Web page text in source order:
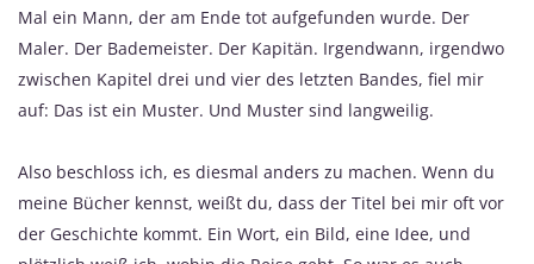
Mal ein Mann, der am Ende tot aufgefunden wurde. Der
Maler. Der Bademeister. Der Kapitän. Irgendwann, irgendwo
zwischen Kapitel drei und vier des letzten Bandes, fiel mir
auf: Das ist ein Muster. Und Muster sind langweilig.
Also beschloss ich, es diesmal anders zu machen. Wenn du
meine Bücher kennst, weißt du, dass der Titel bei mir oft vor
der Geschichte kommt. Ein Wort, ein Bild, eine Idee, und